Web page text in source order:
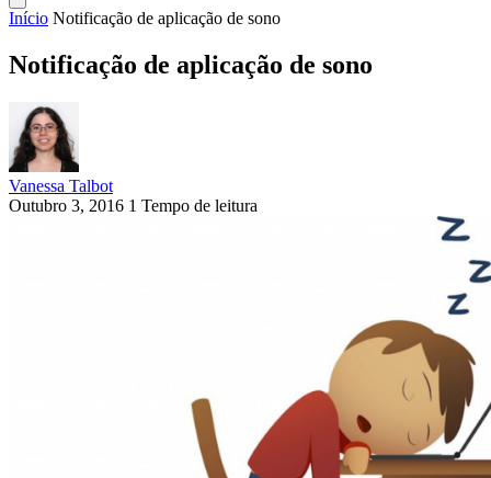
Início Notificação de aplicação de sono
Notificação de aplicação de sono
Vanessa Talbot
Outubro 3, 2016 1 Tempo de leitura